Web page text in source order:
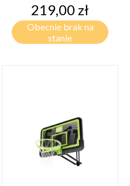
Cena
219,00 zł
Obecnie brak na
stanie